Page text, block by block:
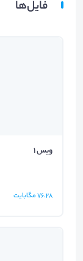
فایل‌ها
ویس 1
76.28مگابایت